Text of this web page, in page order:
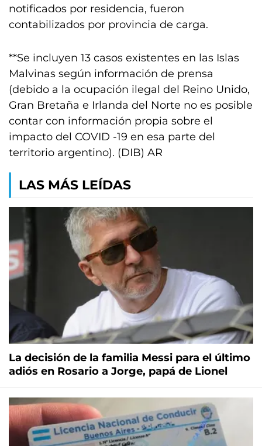
notificados por residencia, fueron
contabilizados por provincia de carga.
**Se incluyen 13 casos existentes en las Islas
Malvinas según información de prensa
(debido a la ocupación ilegal del Reino Unido,
Gran Bretaña e Irlanda del Norte no es posible
contar con información propia sobre el
impacto del COVID -19 en esa parte del
territorio argentino). (DIB) AR
LAS MÁS LEÍDAS
La decisión de la familia Messi para el último
adiós en Rosario a Jorge, papá de Lionel